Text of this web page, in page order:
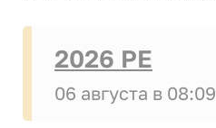
2026 PE
06 августа в 08:09